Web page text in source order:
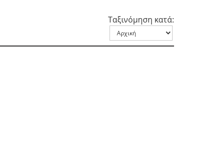
Ταξινόμηση κατά: